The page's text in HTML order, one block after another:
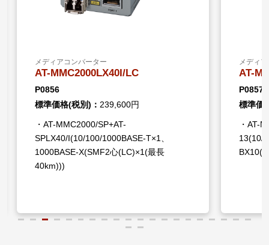
メディアコンバーター
AT-MMC2000LX40I/LC
P0856
標準価格(税別)： 239,600円
・AT-MMC2000/SP+AT-
SPLX40/I(10/100/1000BASE-T×1、
1000BASE-X(SMF2心(LC)×1(最長
40km)))
メディ
AT-
P0857
標準価
・AT-
13(10/